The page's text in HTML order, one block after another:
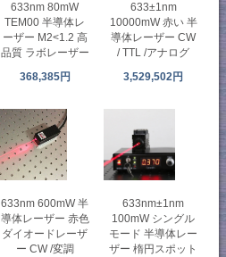
633nm 80mW
TEM00 半導体レ
ーザー M2<1.2 高
品質 ラボレーザー
368,385円
633±1nm
10000mW 赤い 半
導体レーザー CW
/ TTL /アナログ
3,529,502円
633nm 600mW 半
導体レーザー 赤色
ダイオードレーザ
ー CW /変調
633nm±1nm
100mW シングル
モード 半導体レー
ザー 楕円スポット